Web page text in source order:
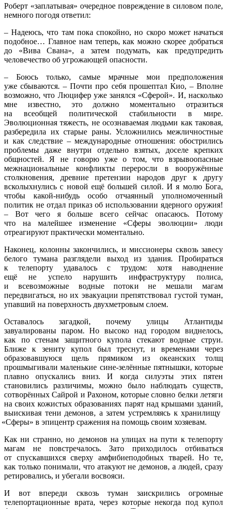
Роберт «заплатывая» очередное повреждение в силовом поле,
немного погодя ответил:
– Надеюсь, что там пока спокойно, но скоро может начаться
подобное… Главное нам теперь, как можно скорее добраться
до
«Вива Свана», а затем подумать, как предупредить
человечество об угрожающей опасности.
– Боюсь только, самые мрачные мои предположения
уже сбываются. – Почти про себя прошептал Кио, – Вполне
возможно, что Люцифер уже занялся «Сферой». И, насколько
мне известно, это должно моментально отразиться
на всеобщей политической стабильности в мире.
Эволюционная тяжесть, не осознаваемая людьми как таковая,
разбередила их старые раны. Усложнились межличностные
и как следствие – международные отношения: обострились
проблемы даже внутри отдельно взятых, доселе крепких
общностей. Я не говорю уже о том, что взрывоопасные
межнациональные конфликты переросли в вооружённые
столкновения, древние претензии народов друг к другу
всколыхнулись с новой ещё большей силой. И я молю Бога,
чтобы какой-нибудь особо отчаянный уполномоченный
политик не отдал приказ об использовании ядерного оружия!
– Вот чего я больше всего сейчас опасаюсь. Потому
что на малейшее изменение
«Сферы эволюции» люди
отреагируют практически моментально.
Наконец, колонны закончились, и миссионеры сквозь завесу
белого тумана разглядели выход из здания. Пробираться
к телепорту удавалось с трудом: хотя наводнение
ещё не успело нарушить инфраструктуру полиса,
и всевозможные водные потоки не мешали магам
передвигаться, но их эвакуации препятствовал густой туман,
упавший на поверхность двухметровым слоем.
Оставалось загадкой, почему улицы Атлантиды
завуалированы паром. Но высоко над городом виднелось,
как по стенам защитного купола стекают водные струи.
Ближе к зениту купол был треснут, и временами через
образовавшуюся щель прямиком из океанских толщ
прошмыгивали маленькие сине-зелённые пятнышки, которые
плавно опускались вниз. И когда силуэты этих пятен
становились различимы, можно было наблюдать существ,
сотворённых Сайрой и Рахоном, которые словно белки летяги
на своих кожистых образованиях парят над крышами зданий,
выискивая тени демонов, а затем устремляясь к хранилищу
«Сферы» в эпицентр сражения на помощь своим хозяевам.
Как ни странно, но демонов на улицах на пути к телепорту
магам не повстречалось. Зато приходилось отбиваться
от спускавшихся сверху амфибиеподобных тварей. Но те,
как только понимали, что атакуют не демонов, а людей, сразу
ретировались, и убегали восвояси.
И вот впереди сквозь туман заискрились огромные
телепортационные врата, через которые некогда под купол